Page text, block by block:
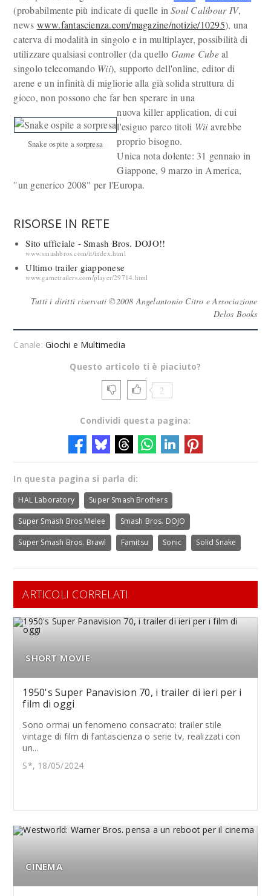
(probabilmente più indicate di quelle inSoul Calibour IV,
news www.fantascienza.com/magazine/notizie/10295), una
caterva di modalità in singolo e in multiplayer, possibilità di
utilizzare qualsiasi controller (da quello Game Cubeal
singolo telecomando Wii), supporto dell'online, editor di
arene e un infinità di migliorie alla già solida struttura di
gioco, non possono che far ben sperare in una
Snake ospite a sorpresa
nuova killer application, di cui
l'esiguo parco titoli Wiiavrebbe
proprio bisogno.
Unica nota dolente: 31 gennaio in
Giappone, 9 marzo in America,
"un generico 2008" per l'Europa.
RISORSE IN RETE
Sito ufficiale - Smash Bros. DOJO!!
www.smashbros.com/it/index.html
Ultimo trailer giapponese
www.gametrailers.com/player/29714.html
Tutti i diritti riservati ©2008 Angelantonio Citro e Associazione
Delos Books
Canale:Giochi e Multimedia
Questo articolo ti è piaciuto?
2
Condividi questa pagina:
In questa pagina si parla di:
HAL Laboratory Super Smash Brothers
Super Smash Bros Melee Smash Bros. DOJO
Super Smash Bros. Brawl Famitsu Sonic Solid Snake
ARTICOLI CORRELATI
SHORT MOVIE
1950's Super Panavision 70, i trailer di ieri per i
film di oggi
Sono ormai un fenomeno consacrato: trailer stile
vintage di film di fantascienza o serie tv, realizzati con
un...
S*, 18/05/2024
CINEMA